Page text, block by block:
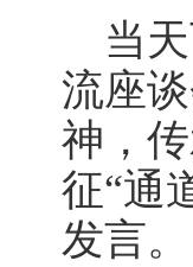
当天
流座
神，
征“通
发言。